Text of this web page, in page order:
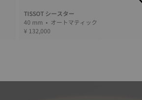
TISSOT シースター
40 mm • オートマティック
¥ 132,000